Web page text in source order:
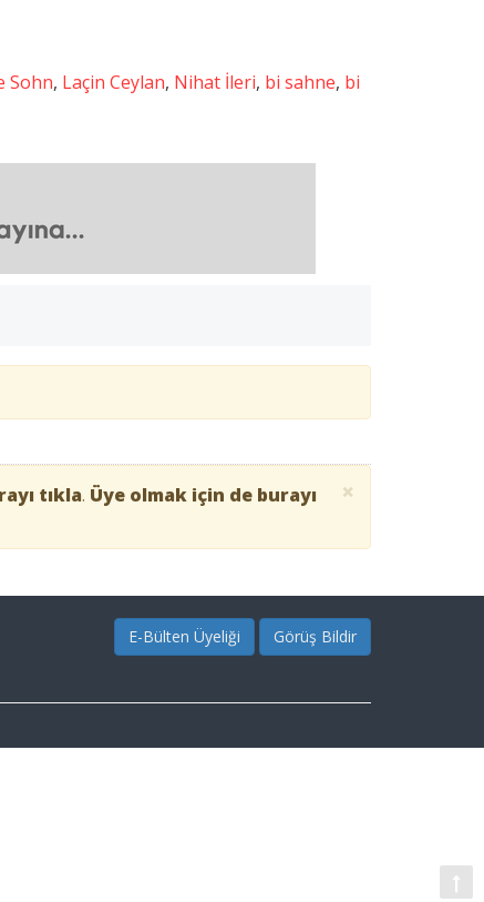
Sohn, Laçin Ceylan, Nihat İleri, bi sahne, bi
×
tıkla. Üye olmak için de burayı
E-Bülten Üyeliği Görüş Bildir